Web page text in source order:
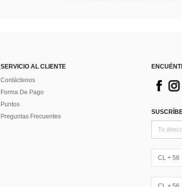
SERVICIO AL CLIENTE
Contáctenos
Forma De Pago
Puntos
Preguntas Frecuentes
CL + 56